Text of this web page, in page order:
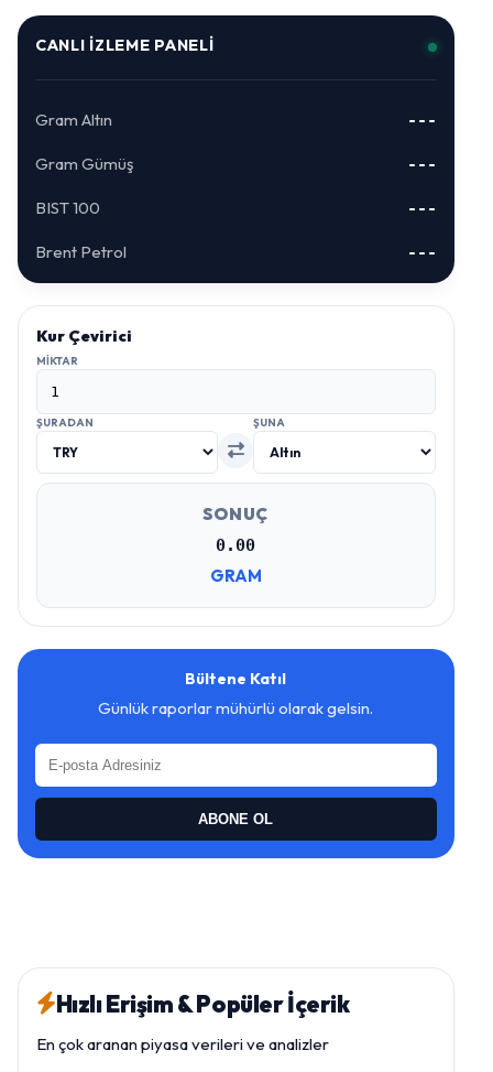
CANLI İZLEME PANELI
Gram Altın ---
Gram Gümüş ---
BIST 100 ---
Brent Petrol ---
Kur Çevirici
MIKTAR
ŞURADAN ŞUNA
SONUÇ
0.00
GRAM
Bültene Katıl
Günlük raporlar mühürlü olarak gelsin.
ABONE OL
Hızlı Erişim & Popüler İçerik
En çok aranan piyasa verileri ve analizler